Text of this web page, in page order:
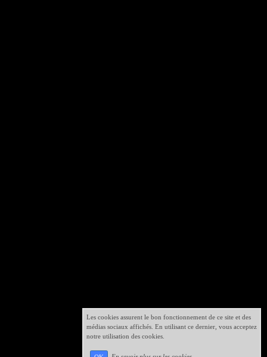
Les cookies assurent le bon fonctionnement de ce site et des
médias sociaux affichés. En utilisant ce dernier, vous acceptez
notre utilisation des cookies.